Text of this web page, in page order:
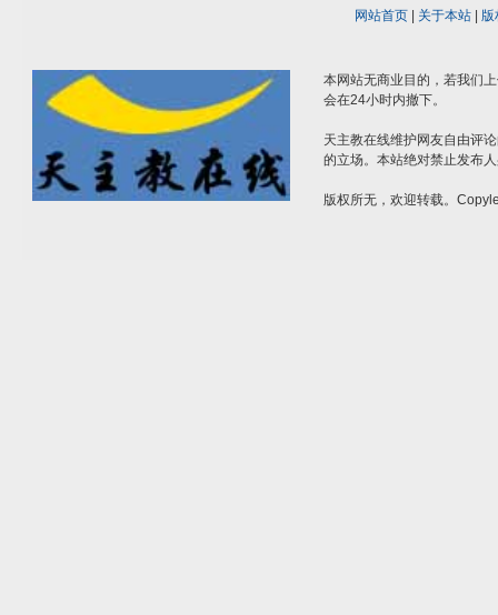
网站首页| 关于本站| 版
本网站无商业目的，若我们
会在24小时内撤下。
天主教在线维护网友自由评
的立场。本站绝对禁止发布
版权所无，欢迎转载。